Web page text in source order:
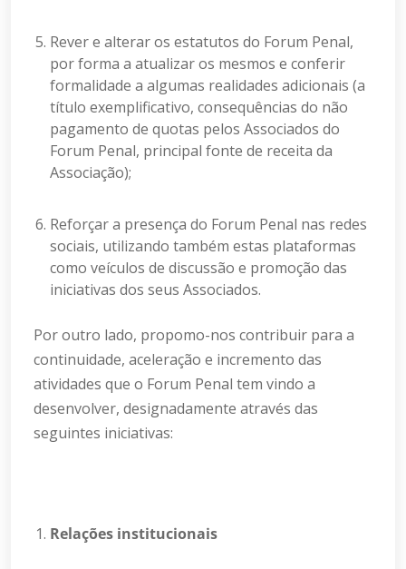
Rever e alterar os estatutos do Forum Penal,
por forma a atualizar os mesmos e conferir
formalidade a algumas realidades adicionais (a
título exemplificativo, consequências do não
pagamento de quotas pelos Associados do
Forum Penal, principal fonte de receita da
Associação);
Reforçar a presença do Forum Penal nas redes
sociais, utilizando também estas plataformas
como veículos de discussão e promoção das
iniciativas dos seus Associados.
Por outro lado, propomo-nos contribuir para a
continuidade, aceleração e incremento das
atividades que o Forum Penal tem vindo a
desenvolver, designadamente através das
seguintes iniciativas:
Relações institucionais